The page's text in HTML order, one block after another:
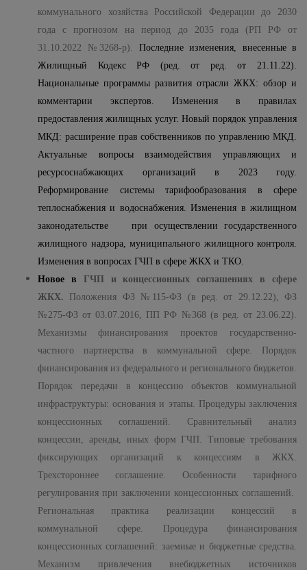
коммунального хозяйства Российской Федерации до 2030
года с прогнозом на период до 2035 года (РП РФ от
31.10.2022 №3268-р).
Последние изменения, внесенные в
Жилищный Кодекс РФ (ред. от ред. от 21.11.22).
Национальные программы развития отрасли ЖКХ: обзор и
комментарии экспертов. Изменения в правилах
предоставления жилищных услуг. Новый порядок управления
МКД: расширение прав собственников по управлению МКД.
Актуальные вопросы взаимодействия управляющих и
ресурсоснабжающих организаций в 2023 году.
Реформирование системы тарифообразования в сфере
теплоснабжения и водоснабжения. Изменения в жилищном
законодательстве
при осуществлении государственного
жилищного надзора, муниципального жилищного контроля.
Изменения в вопросах ГЧП в сфере ЖКХ и ТКО.
Новое в ГЧП и концессионных соглашениях в сфере
ЖКХ.
Положения ФЗ №115-ФЗ (в ред. от 29.12.22), ФЗ
№275-ФЗ от 03.07.2016, ПП РФ №368 (в ред. от 23.06.22).
Механизмы финансирования проектов государственно-
частного партнерства в коммунальной сфере. Порядок
финансирования из федерального и регионального бюджетов.
Порядок передачи в концессию объектов коммунальной
инфраструктуры: основания и этапы. Процедуры заключения
концессионных соглашений. Сравнительный анализ
концессии, аренды, иных форм ГЧП. Типовые требования
фиксирующих организаций к концессиям в ЖКХ.
Трехстороннее соглашение. Особенности тарифного
регулирования при заключении концессионных соглашений.
Региональная практика реализации концессий в
коммунальной сфере. Процедура финансирования
концессионных соглашений: заемные и бюджетные средства.
Механизм привлечения внебюджетных источников